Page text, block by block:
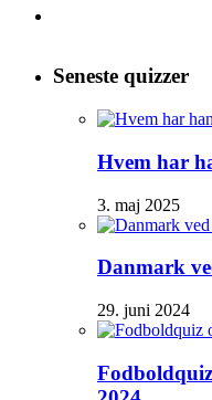
Seneste quizzer
Hvem har
3. maj 2025
Danmark
29. juni 2024